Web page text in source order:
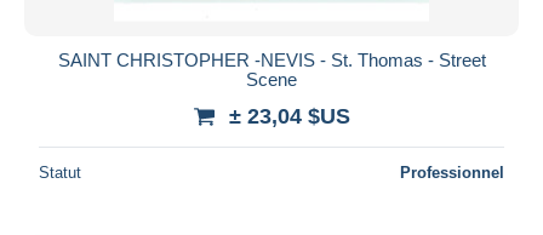
SAINT CHRISTOPHER -NEVIS - St. Thomas - Street
Scene
± 23,04 $US
Statut Professionnel